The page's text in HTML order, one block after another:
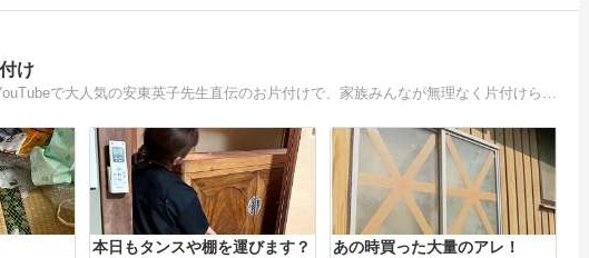
け
本日もタンスや棚を運びます？ あの時買った大量のアレ！